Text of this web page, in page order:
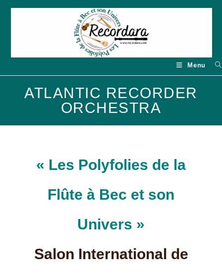
Menu
ATLANTIC RECORDER
ORCHESTRA
« Les Polyfolies de la
Flûte à Bec et son
Univers »
Salon International de